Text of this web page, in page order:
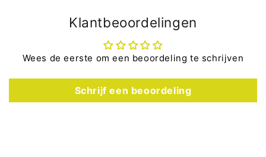
Klantbeoordelingen
Wees de eerste om een beoordeling te schrijven
Schrijf een beoordeling